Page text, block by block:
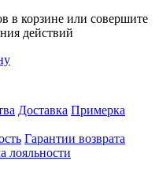
в корзине или совершите
действий
Доставка Примерка
Гарантии возврата
лояльности